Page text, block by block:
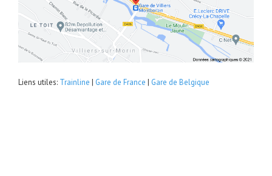
Liens utiles: Trainline | Gare de France | Gare de Belgique